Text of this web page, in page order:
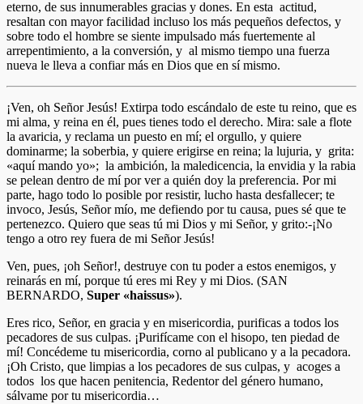
eterno, de sus innumerables gracias y dones. En esta actitud,
resaltan con mayor facilidad incluso los más pequeños defectos, y
sobre todo el hombre se siente impulsado más fuertemente al
arrepentimiento, a la conversión, y al mismo tiempo una fuerza
nueva le lleva a confiar más en Dios que en sí mismo.
¡Ven, oh Señor Jesús! Extirpa todo escándalo de este tu reino, que es
mi alma, y reina en él, pues tienes todo el derecho. Mira: sale a flote
la avaricia, y reclama un puesto en mí; el orgullo, y quiere
dominarme; la soberbia, y quiere erigirse en reina; la lujuria, y grita:
«aquí mando yo»; la ambición, la maledicencia, la envidia y la rabia
se pelean dentro de mí por ver a quién doy la preferencia. Por mi
parte, hago todo lo posible por resistir, lucho hasta desfallecer; te
invoco, Jesús, Señor mío, me defiendo por tu causa, pues sé que te
pertenezco. Quiero que seas tú mi Dios y mi Señor, y grito:-¡No
tengo a otro rey fuera de mi Señor Jesús!
Ven, pues, ¡oh Señor!, destruye con tu poder a estos enemigos, y
reinarás en mí, porque tú eres mi Rey y mi Dios. (SAN
BERNARDO, Super «haissus»).
Eres rico, Señor, en gracia y en misericordia, purificas a todos los
pecadores de sus culpas. ¡Purifícame con el hisopo, ten piedad de
mí! Concédeme tu misericordia, corno al publicano y a la pecadora.
¡Oh Cristo, que limpias a los pecadores de sus culpas, y acoges a
todos los que hacen penitencia, Redentor del género humano,
sálvame por tu misericordia…